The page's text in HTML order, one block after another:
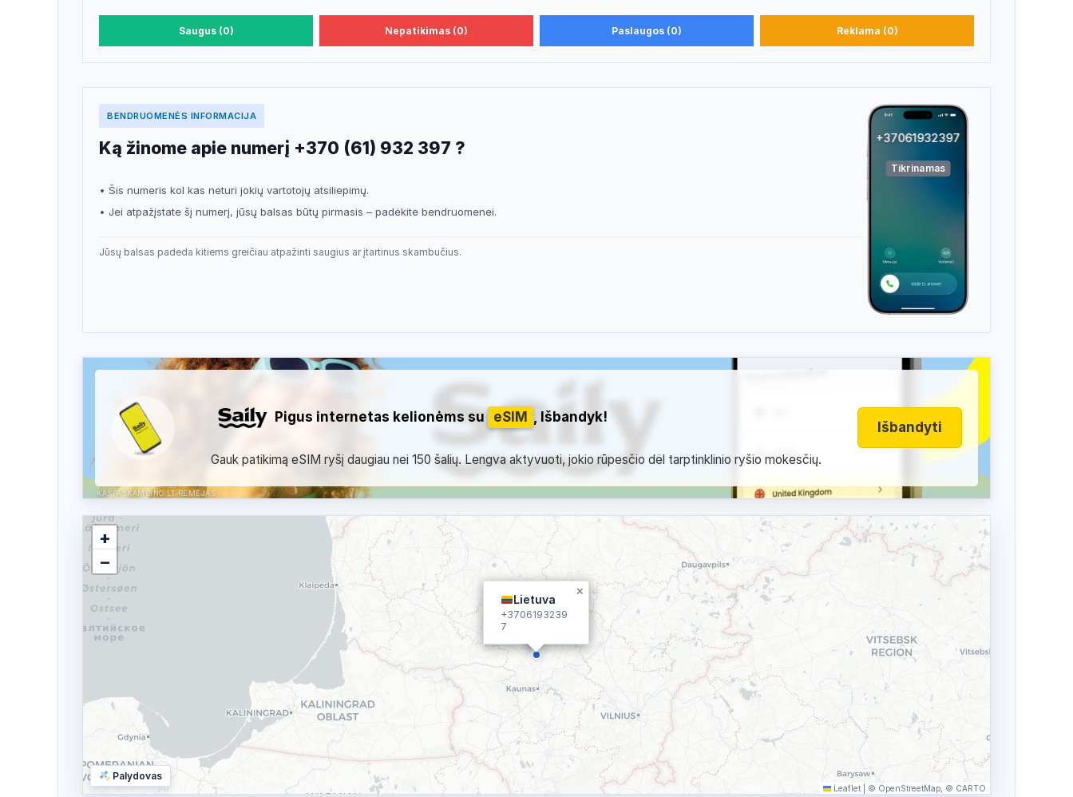
Saugus (0) Nepatikimas (0) Paslaugos (0) Reklama (0)
BENDRUOMENĖS INFORMACIJA
Ką žinome apie numerį +370 (61) 932 397 ?
• Šis numeris kol kas neturi jokių vartotojų atsiliepimų.
• Jei atpažįstate šį numerį, jūsų balsas būtų pirmasis – padėkite bendruomenei.
Jūsų balsas padeda kitiems greičiau atpažinti saugius ar įtartinus skambučius.
+37061932397
Tikrinamas
KASPASKAMBINO.LT RĖMĖJAS
Pigus internetas kelionėms su eSIM , Išbandyk!
Gauk patikimą eSIM ryšį daugiau nei 150 šalių. Lengva aktyvuoti, jokio rūpesčio dėl tarptinklinio ryšio mokesčių.
Išbandyti
Lietuva
+3706193239
7
×
+
−
Leaflet © OpenStreetMap, © CARTO
Palydovas